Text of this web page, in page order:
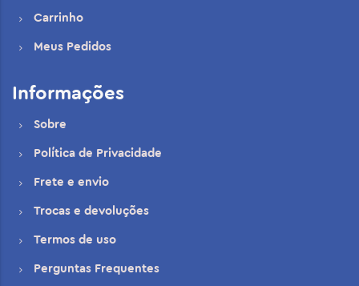
Carrinho
Meus Pedidos
Informações
Sobre
Política de Privacidade
Frete e envio
Trocas e devoluções
Termos de uso
Perguntas Frequentes